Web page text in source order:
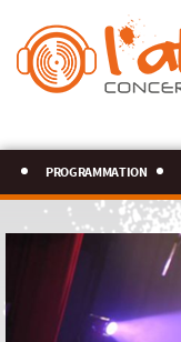
programmation